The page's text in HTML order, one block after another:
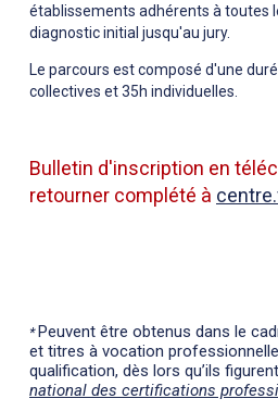
établissements adhérents à toutes
diagnostic initial jusqu'au jury.
Le parcours est composé d'une
collectives et 35h individuelles.
Bulletin d'inscription en
retourner complété à
*Peuvent être obtenus dans le
et titres à vocation
qualification, dès lors qu’ils
national des certifications